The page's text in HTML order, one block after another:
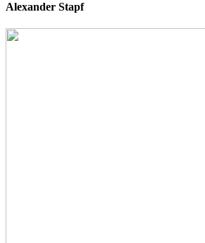
Alexander Stapf